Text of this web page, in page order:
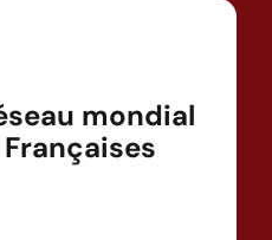
mondial